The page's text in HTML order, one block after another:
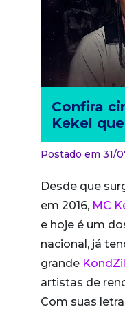
Confira
Kekel
Postado em 31/
Desde que
em 2016, MC
e hoje é um
nacional, já
grande
artistas de
Com suas